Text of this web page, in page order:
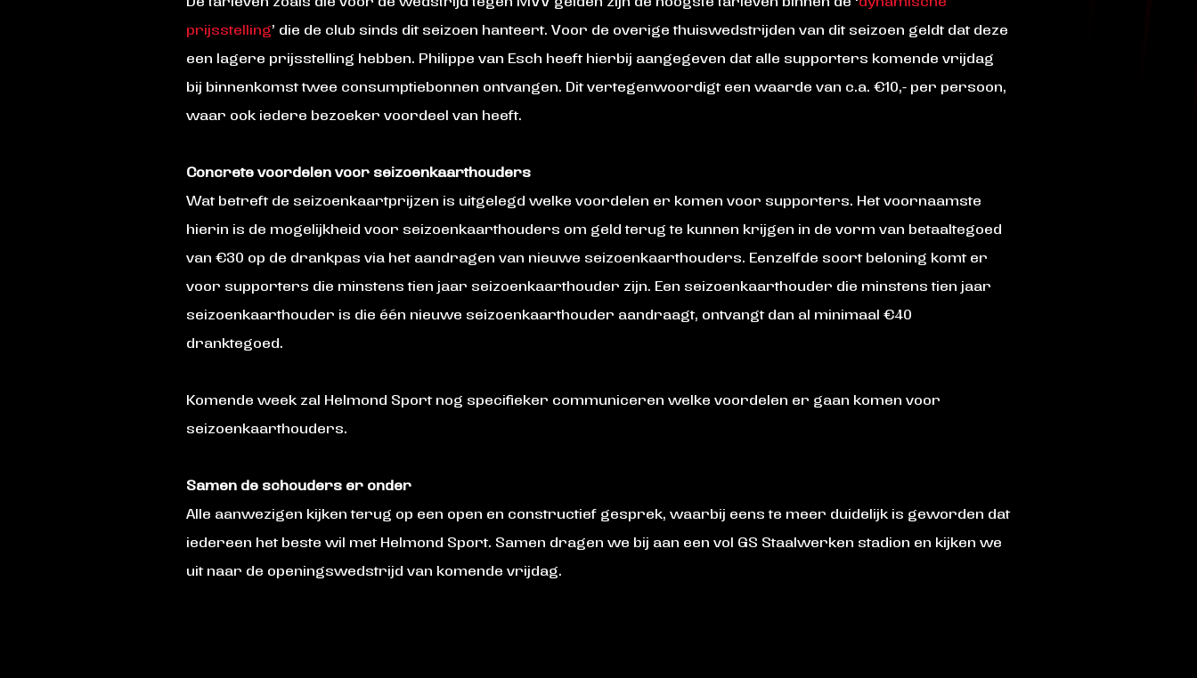
prijsstelling’ die de club sinds dit seizoen hanteert. Voor de overige thuiswedstrijden van dit seizoen geldt dat deze
een lagere prijsstelling hebben. Philippe van Esch heeft hierbij aangegeven dat alle supporters komende vrijdag
bij binnenkomst twee consumptiebonnen ontvangen. Dit vertegenwoordigt een waarde van c.a. €10,- per persoon,
waar ook iedere bezoeker voordeel van heeft.
Concrete voordelen voor seizoenkaarthouders
Wat betreft de seizoenkaartprijzen is uitgelegd welke voordelen er komen voor supporters. Het voornaamste
hierin is de mogelijkheid voor seizoenkaarthouders om geld terug te kunnen krijgen in de vorm van betaaltegoed
van €30 op de drankpas via het aandragen van nieuwe seizoenkaarthouders. Eenzelfde soort beloning komt er
voor supporters die minstens tien jaar seizoenkaarthouder zijn. Een seizoenkaarthouder die minstens tien jaar
seizoenkaarthouder is die één nieuwe seizoenkaarthouder aandraagt, ontvangt dan al minimaal €40
dranktegoed.
Komende week zal Helmond Sport nog specifieker communiceren welke voordelen er gaan komen voor
seizoenkaarthouders.
Samen de schouders er onder
Alle aanwezigen kijken terug op een open en constructief gesprek, waarbij eens te meer duidelijk is geworden dat
iedereen het beste wil met Helmond Sport. Samen dragen we bij aan een vol GS Staalwerken stadion en kijken we
uit naar de openingswedstrijd van komende vrijdag.